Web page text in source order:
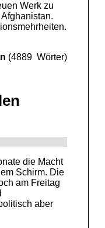
Werk zu
(4889 Wörter)
die Macht
Schirm. Die
am Freitag
aber